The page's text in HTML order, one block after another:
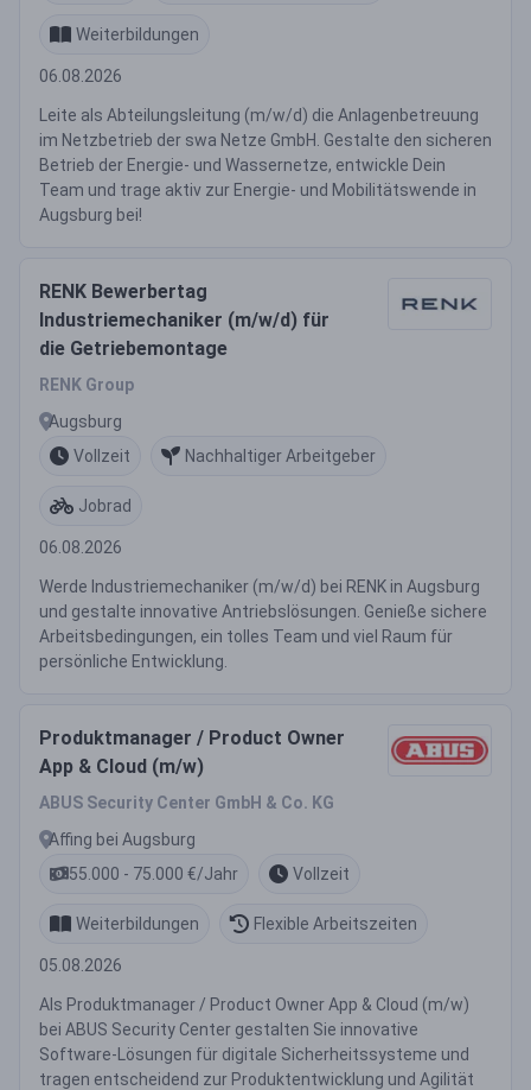
Weiterbildungen
06.08.2026
Leite als Abteilungsleitung (m/w/d) die Anlagenbetreuung
im Netzbetrieb der swa Netze GmbH. Gestalte den sicheren
Betrieb der Energie- und Wassernetze, entwickle Dein
Team und trage aktiv zur Energie- und Mobilitätswende in
Augsburg bei!
RENK Bewerbertag
Industriemechaniker (m/w/d) für
die Getriebemontage
RENK Group
Augsburg
Vollzeit
Nachhaltiger Arbeitgeber
Jobrad
06.08.2026
Werde Industriemechaniker (m/w/d) bei RENK in Augsburg
und gestalte innovative Antriebslösungen. Genieße sichere
Arbeitsbedingungen, ein tolles Team und viel Raum für
persönliche Entwicklung.
Produktmanager / Product Owner
App & Cloud (m/w)
ABUS Security Center GmbH & Co. KG
Affing bei Augsburg
55.000 - 75.000 €/Jahr
Vollzeit
Weiterbildungen Flexible Arbeitszeiten
05.08.2026
Als Produktmanager / Product Owner App & Cloud (m/w)
bei ABUS Security Center gestalten Sie innovative
Software-Lösungen für digitale Sicherheitssysteme und
tragen entscheidend zur Produktentwicklung und Agilität